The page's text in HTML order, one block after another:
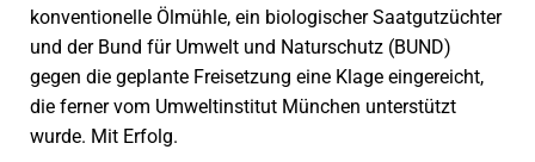
konventionelle Ölmühle, ein biologischer Saatgutzüchter
und der Bund für Umwelt und Naturschutz (BUND)
gegen die geplante Freisetzung eine Klage eingereicht,
die ferner vom Umweltinstitut München unterstützt
wurde. Mit Erfolg.